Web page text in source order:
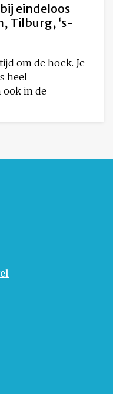
eindeloos
Tilburg, ‘s-
om de hoek. Je
heel
ook in de